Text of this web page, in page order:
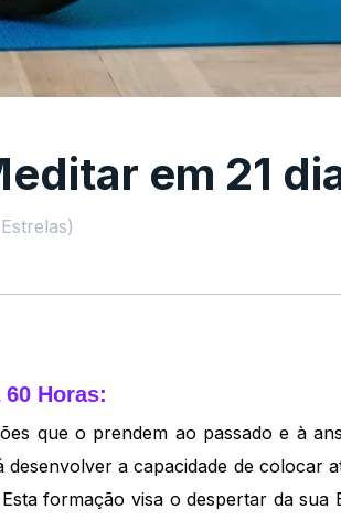
em 21
Horas:
que o prendem ao passado e à
a capacidade de colocar
formação visa o despertar da sua